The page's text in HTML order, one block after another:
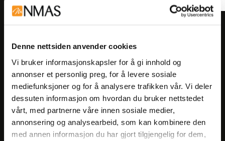
Denne nettsiden anvender cookies
Vi bruker informasjonskapsler for å gi innhold og
annonser et personlig preg, for å levere sosiale
mediefunksjoner og for å analysere trafikken vår. Vi deler
dessuten informasjon om hvordan du bruker nettstedet
vårt, med partnerne våre innen sosiale medier,
annonsering og analysearbeid, som kan kombinere den
med annen informasjon du har gjort tilgjengelig for dem,
Få informasjon om produkter,
arrangementer og kampanjer.
Meld på nyhetsbrev